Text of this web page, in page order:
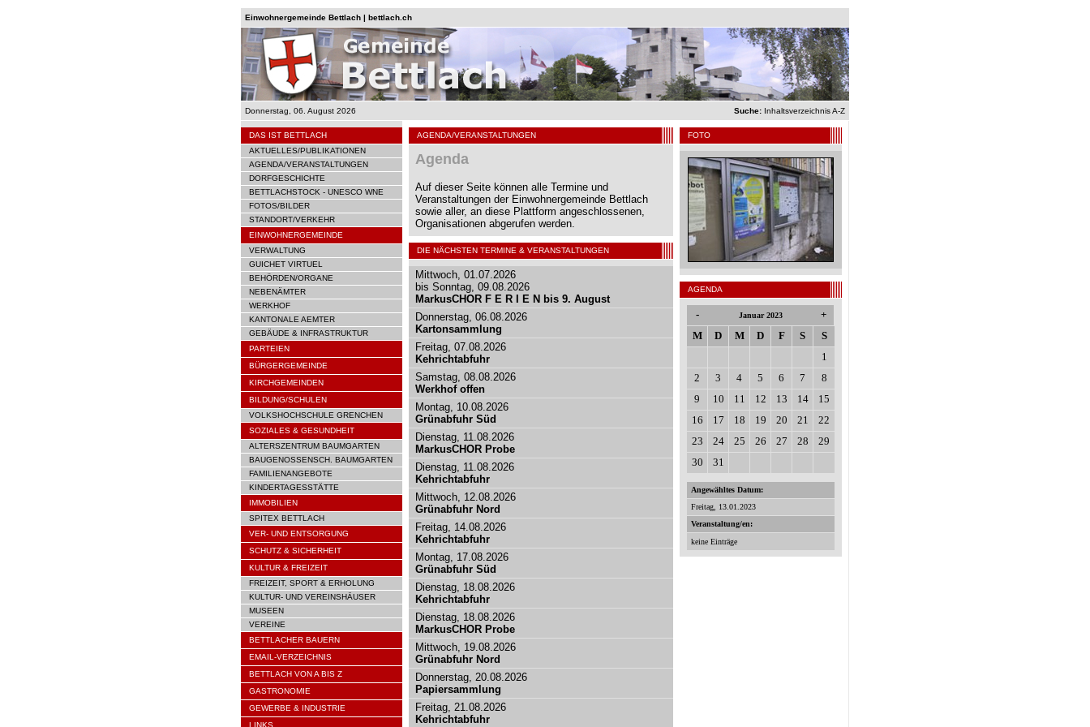
Einwohnergemeinde Bettlach | bettlach.ch
Donnerstag, 06. August 2026 Suche: Inhaltsverzeichnis A-Z
DAS IST BETTLACH
AKTUELLES/PUBLIKATIONEN
AGENDA/VERANSTALTUNGEN
DORFGESCHICHTE
BETTLACHSTOCK - UNESCO WNE
FOTOS/BILDER
STANDORT/VERKEHR
EINWOHNERGEMEINDE
VERWALTUNG
GUICHET VIRTUEL
BEHÖRDEN/ORGANE
NEBENÄMTER
WERKHOF
KANTONALE AEMTER
GEBÄUDE & INFRASTRUKTUR
PARTEIEN
BÜRGERGEMEINDE
KIRCHGEMEINDEN
BILDUNG/SCHULEN
VOLKSHOCHSCHULE GRENCHEN
SOZIALES & GESUNDHEIT
ALTERSZENTRUM BAUMGARTEN
BAUGENOSSENSCH. BAUMGARTEN
FAMILIENANGEBOTE
KINDERTAGESSTÄTTE
IMMOBILIEN
SPITEX BETTLACH
VER- UND ENTSORGUNG
SCHUTZ & SICHERHEIT
KULTUR & FREIZEIT
FREIZEIT, SPORT & ERHOLUNG
KULTUR- UND VEREINSHÄUSER
MUSEEN
VEREINE
BETTLACHER BAUERN
EMAIL-VERZEICHNIS
BETTLACH VON A BIS Z
GASTRONOMIE
GEWERBE & INDUSTRIE
LINKS
AGENDA/VERANSTALTUNGEN
Agenda
Auf dieser Seite können alle Termine und
Veranstaltungen der Einwohnergemeinde Bettlach
sowie aller, an diese Plattform angeschlossenen,
Organisationen abgerufen werden.
DIE NÄCHSTEN TERMINE & VERANSTALTUNGEN
Mittwoch, 01.07.2026
bis Sonntag, 09.08.2026
MarkusCHOR F E R I E N bis 9. August
Donnerstag, 06.08.2026
Kartonsammlung
Freitag, 07.08.2026
Kehrichtabfuhr
Samstag, 08.08.2026
Werkhof offen
Montag, 10.08.2026
Grünabfuhr Süd
Dienstag, 11.08.2026
MarkusCHOR Probe
Dienstag, 11.08.2026
Kehrichtabfuhr
Mittwoch, 12.08.2026
Grünabfuhr Nord
Freitag, 14.08.2026
Kehrichtabfuhr
Montag, 17.08.2026
Grünabfuhr Süd
Dienstag, 18.08.2026
Kehrichtabfuhr
Dienstag, 18.08.2026
MarkusCHOR Probe
Mittwoch, 19.08.2026
Grünabfuhr Nord
Donnerstag, 20.08.2026
Papiersammlung
Freitag, 21.08.2026
Kehrichtabfuhr
FOTO
AGENDA
- Januar 2023
+
M
D M D F S
S
1
2
3 4 5 6 7
8
9
10 11 12 13 14
15
16
17 18 19 20 21
22
23
24 25 26 27 28
29
30
31
Angewähltes Datum:
Freitag, 13.01.2023
Veranstaltung/en:
keine Einträge